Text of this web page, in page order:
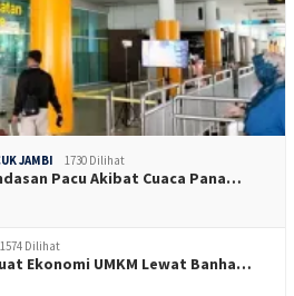
JAMBI 1730 Dilihat
Pacu Akibat Cuaca Pana…
1574 Dilihat
Ekonomi UMKM Lewat Banha…